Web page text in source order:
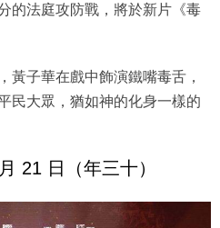
的法庭攻防戰，將於新片《毒
黃子華在戲中飾演鐵嘴毒舌，
民大眾，猶如神的化身一樣的
21 日（年三十）